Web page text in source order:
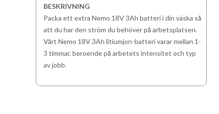
BESKRIVNING
Packa ett extra Nemo 18V 3Ah batteri i din väska så
att du har den ström du behöver på arbetsplatsen.
Vårt Nemo 18V 3Ah litiumjon-batteri varar mellan 1-
3 timmar, beroende på arbetets intensitet och typ
av jobb.